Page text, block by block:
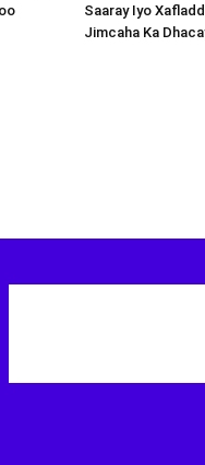
Saaray Iyo
Jimcaha Ka